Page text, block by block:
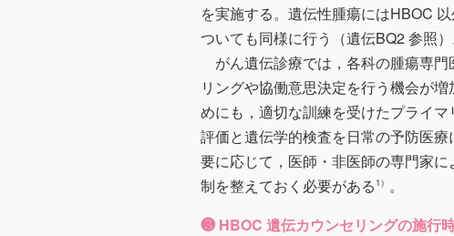
を実施する。遺伝性腫瘍にはHBOC
ついても同様に行う（遺伝BQ2 参照）
がん遺伝診療では，各科の腫瘍専
リングや協働意思決定を行う機会が
めにも，適切な訓練を受けたプライ
評価と遺伝学的検査を日常の予防医
要に応じて，医師・非医師の専門家
制を整えておく必要がある 1） 。
❸ HBOC 遺伝カウンセリングの施行